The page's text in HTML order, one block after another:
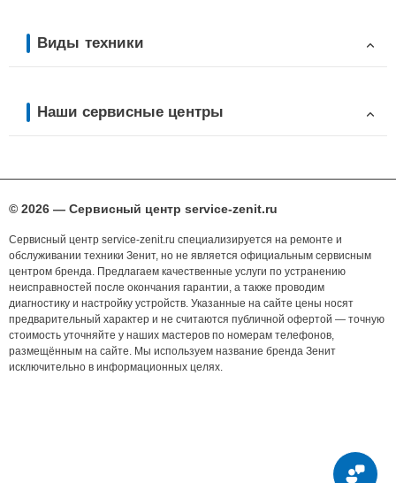
Виды техники
Наши сервисные центры
© 2026 — Сервисный центр service-zenit.ru
Сервисный центр service-zenit.ru специализируется на ремонте и
обслуживании техники Зенит, но не является официальным сервисным
центром бренда. Предлагаем качественные услуги по устранению
неисправностей после окончания гарантии, а также проводим
диагностику и настройку устройств. Указанные на сайте цены носят
предварительный характер и не считаются публичной офертой — точную
стоимость уточняйте у наших мастеров по номерам телефонов,
размещённым на сайте. Мы используем название бренда Зенит
исключительно в информационных целях.